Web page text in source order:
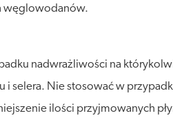
węglowodanów.
nadwrażliwości na
i selera. Nie stosować w
ilości przyjmowanych